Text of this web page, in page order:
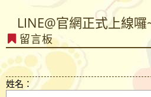
LINE@官網正式上線
LINE@官網正式上線
留言板
姓名：